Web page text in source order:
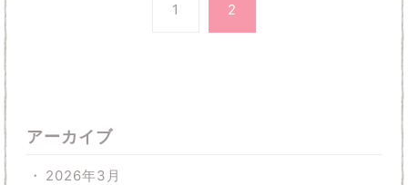
1 2
アーカイブ
2026年3月